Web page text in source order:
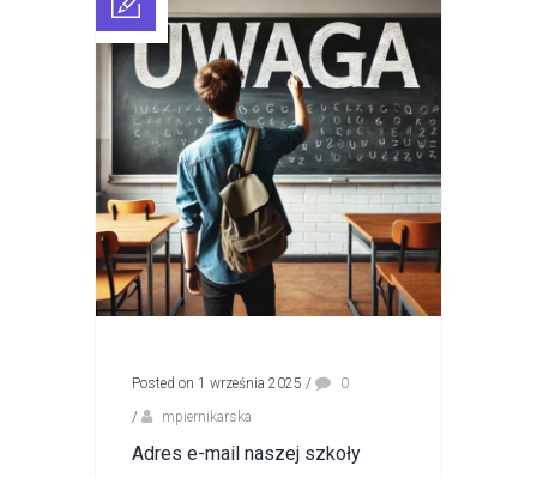
Posted on 1 września 2025 /
0
/
mpiernikarska
Adres e-mail naszej szkoły